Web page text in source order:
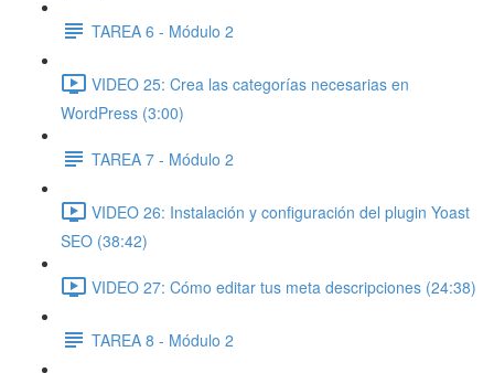
TAREA 6 - Módulo 2
VIDEO 25: Crea las categorías necesarias en
WordPress (3:00)
TAREA 7 - Módulo 2
VIDEO 26: Instalación y configuración del plugin Yoast
SEO (38:42)
VIDEO 27: Cómo editar tus meta descripciones (24:38)
TAREA 8 - Módulo 2